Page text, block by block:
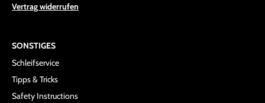
Vertrag widerrufen
SONSTIGES
Schleifservice
Tipps & Tricks
Safety Instructions